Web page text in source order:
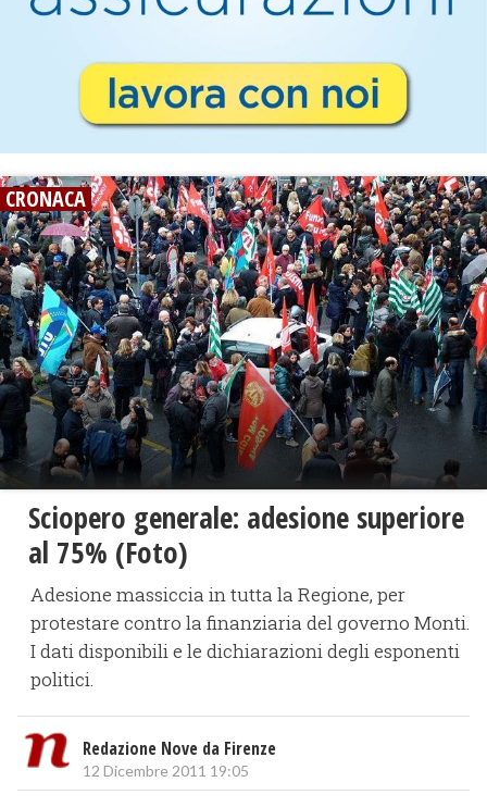
CRONACA
Sciopero generale: adesione superiore
al 75% (Foto)
Adesione massiccia in tutta la Regione, per
protestare contro la finanziaria del governo Monti.
I dati disponibili e le dichiarazioni degli esponenti
politici.
Redazione Nove da Firenze
12 Dicembre 2011 19:05